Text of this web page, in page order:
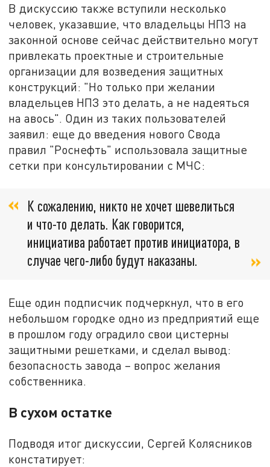
В дискуссию также вступили несколько
человек, указавшие, что владельцы НПЗ на
законной основе сейчас действительно могут
привлекать проектные и строительные
организации для возведения защитных
конструкций: "Но только при желании
владельцев НПЗ это делать, а не надеяться
на авось". Один из таких пользователей
заявил: еще до введения нового Свода
правил "Роснефть" использовала защитные
сетки при консультировании с МЧС:
К сожалению, никто не хочет шевелиться
и что-то делать. Как говорится,
инициатива работает против инициатора, в
случае чего-либо будут наказаны.
Еще один подписчик подчеркнул, что в его
небольшом городке одно из предприятий еще
в прошлом году оградило свои цистерны
защитными решетками, и сделал вывод:
безопасность завода – вопрос желания
собственника.
В сухом остатке
Подводя итог дискуссии, Сергей Колясников
констатирует: